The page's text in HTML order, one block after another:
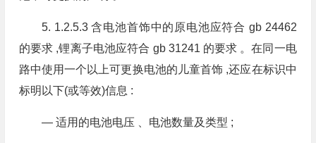
5. 1.2.5.3 含电池首饰中的原电池应符合 gb 24462
的要求 ,锂离子电池应符合 gb 31241 的要求 。在同一电
路中使用一个以上可更换电池的儿童首饰 ,还应在标识中
标明以下(或等效)信息 :
— 适用的电池电压 、电池数量及类型 ;